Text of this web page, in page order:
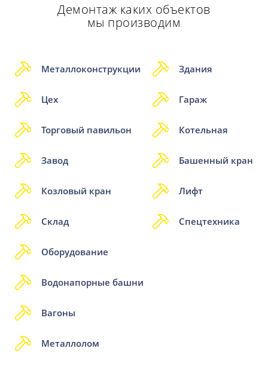
Демонтаж каких объектов
мы производим
Металлоконструкции
Цех
Торговый павильон
Завод
Козловый кран
Склад
Здания
Гараж
Котельная
Башенный кран
Лифт
Спецтехника
Оборудование
Водонапорные башни
Вагоны
Металлолом